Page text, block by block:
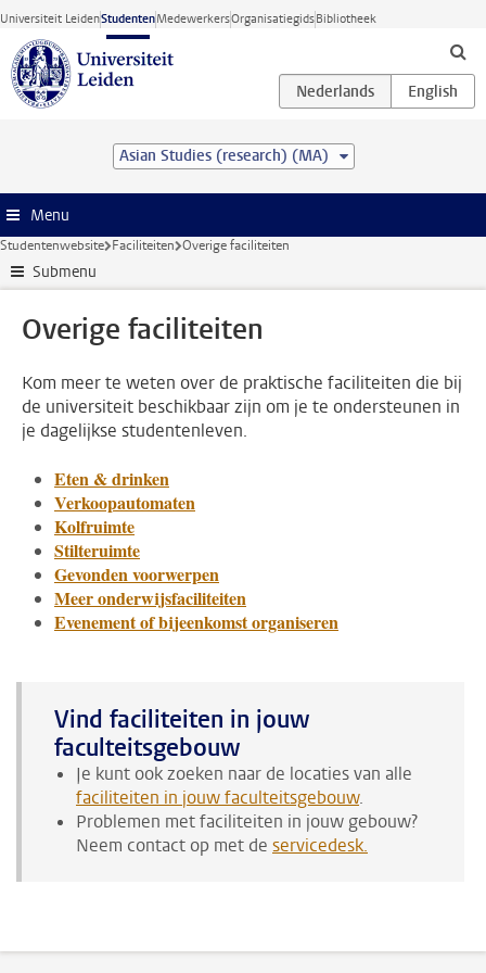
Ga direct naar de inhoud
Universiteit LeidenStudentenMedewerkersOrganisatiegidsBibliotheek
Asian Studies (research) (MA)
Menu
Studentenwebsite Faciliteiten Overige faciliteiten
Submenu
Overige faciliteiten
Kom meer te weten over de praktische faciliteiten die bij
de universiteit beschikbaar zijn om je te ondersteunen in
je dagelijkse studentenleven.
Eten & drinken
Verkoopautomaten
Kolfruimte
Stilteruimte
Gevonden voorwerpen
Meer onderwijsfaciliteiten
Evenement of bijeenkomst organiseren
Vind faciliteiten in jouw
faculteitsgebouw
Je kunt ook zoeken naar de locaties van alle
faciliteiten in jouw faculteitsgebouw.
Problemen met faciliteiten in jouw gebouw?
Neem contact op met de servicedesk.